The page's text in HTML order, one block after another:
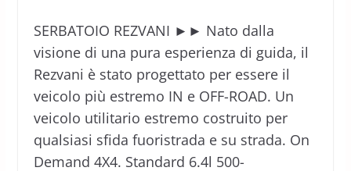
SERBATOIO REZVANI ►► Nato dalla
visione di una pura esperienza di guida, il
Rezvani è stato progettato per essere il
veicolo più estremo IN e OFF-ROAD. Un
veicolo utilitario estremo costruito per
qualsiasi sfida fuoristrada e su strada. On
Demand 4X4. Standard 6.4l 500-